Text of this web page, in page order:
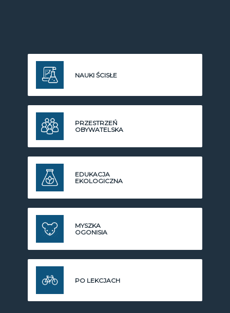
NAUKI ŚCISŁE
PRZESTRZEŃ
OBYWATELSKA
EDUKACJA
EKOLOGICZNA
MYSZKA
OGONISIA
PO LEKCJACH